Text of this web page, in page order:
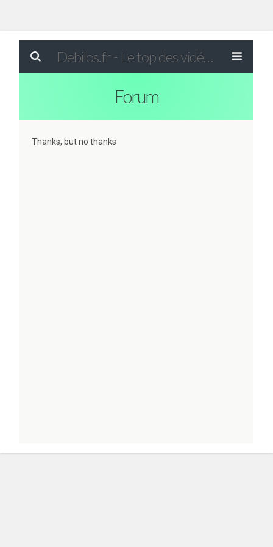
Debilos.fr - Le top des vidéos drôles du WEB !
Forum
Thanks, but no thanks